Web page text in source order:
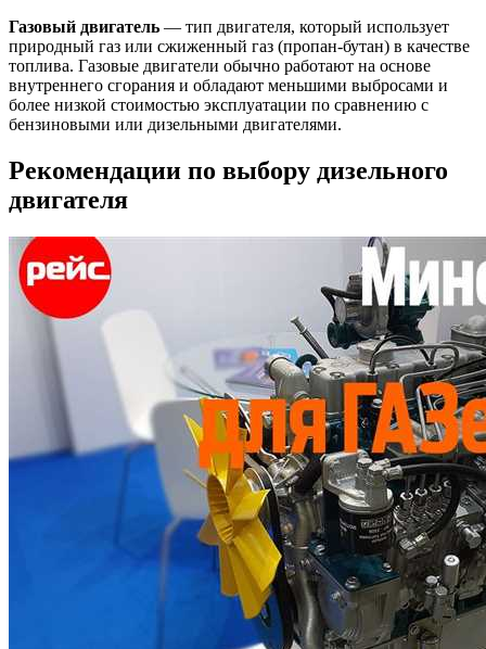
Газовый двигатель — тип двигателя, который использует
природный газ или сжиженный газ (пропан-бутан) в качестве
топлива. Газовые двигатели обычно работают на основе
внутреннего сгорания и обладают меньшими выбросами и
более низкой стоимостью эксплуатации по сравнению с
бензиновыми или дизельными двигателями.
Рекомендации по выбору дизельного
двигателя